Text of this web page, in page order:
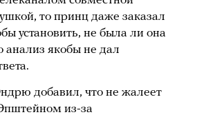
то принц даже заказал
установить, не была ли она
анализ якобы не дал
добавил, что не жалеет
из-за